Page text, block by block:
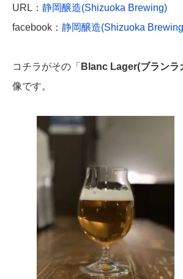
URL： 静岡醸造(Shizuoka Brewing)
facebook： 静岡醸造(Shizuoka
コチラがその「 Blanc Lager(ブランラ
像です。